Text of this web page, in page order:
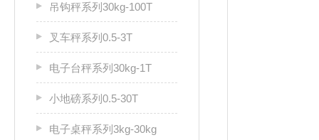
吊钩秤系列30kg-100T
叉车秤系列0.5-3T
电子台秤系列30kg-1T
小地磅系列0.5-30T
电子桌秤系列3kg-30kg